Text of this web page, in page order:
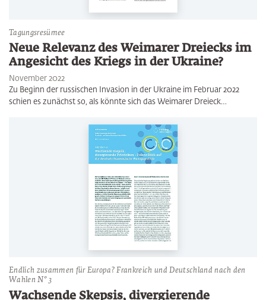
Tagungsresümee
Neue Relevanz des Weimarer Dreiecks im
Angesicht des Kriegs in der Ukraine?
November 2022
Zu Beginn der russischen Invasion in der Ukraine im Februar 2022
schien es zunächst so, als könnte sich das Weimarer Dreieck…
Endlich zusammen für Europa? Frankreich und Deutschland nach den
Wahlen N° 3
Wachsende Skepsis, divergierende